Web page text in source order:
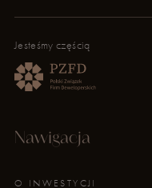
Jesteśmy częścią
Nawigacja
O INWESTYCJI